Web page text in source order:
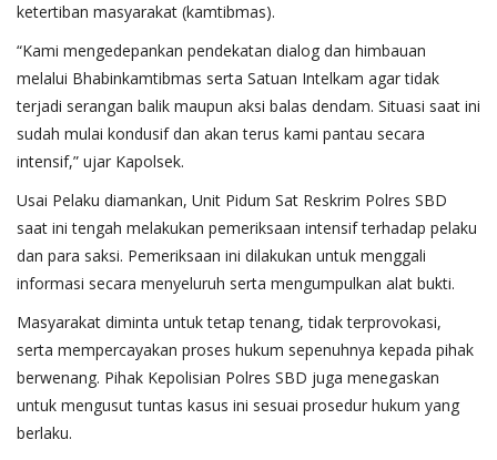
ketertiban masyarakat (kamtibmas).
“Kami mengedepankan pendekatan dialog dan himbauan
melalui Bhabinkamtibmas serta Satuan Intelkam agar tidak
terjadi serangan balik maupun aksi balas dendam. Situasi saat ini
sudah mulai kondusif dan akan terus kami pantau secara
intensif,” ujar Kapolsek.
Usai Pelaku diamankan, Unit Pidum Sat Reskrim Polres SBD
saat ini tengah melakukan pemeriksaan intensif terhadap pelaku
dan para saksi. Pemeriksaan ini dilakukan untuk menggali
informasi secara menyeluruh serta mengumpulkan alat bukti.
Masyarakat diminta untuk tetap tenang, tidak terprovokasi,
serta mempercayakan proses hukum sepenuhnya kepada pihak
berwenang. Pihak Kepolisian Polres SBD juga menegaskan
untuk mengusut tuntas kasus ini sesuai prosedur hukum yang
berlaku.